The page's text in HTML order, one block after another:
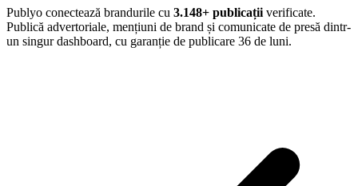
Publyo conectează brandurile cu 3.148+ publicații verificate.
Publică advertoriale, mențiuni de brand și comunicate de presă dintr-
un singur dashboard, cu garanție de publicare 36 de luni.